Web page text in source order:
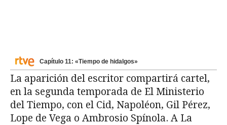
Capítulo 11: «Tiempo de hidalgos»
La aparición del escritor compartirá cartel,
en la segunda temporada de El Ministerio
del Tiempo, con el Cid, Napoléon, Gil Pérez,
Lope de Vega o Ambrosio Spínola. A La